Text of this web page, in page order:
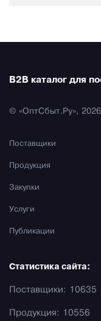
B2B каталог для
© «ОптСбыт.Ру», 2026
Поставщики
Продукция
Закупки
Услуги
Публикации
Статистика сайта:
Поставщики: 10635
Продукция: 10556